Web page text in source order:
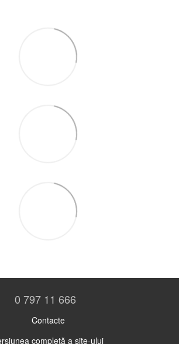
0 797 11 666
Contacte
completă a site-ului